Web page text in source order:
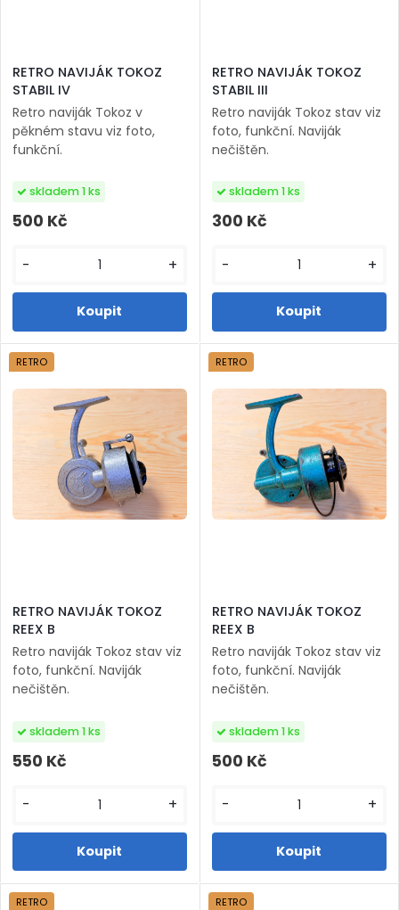
RETRO NAVIJÁK TOKOZ
STABIL IV
Retro naviják Tokoz v
pěkném stavu viz foto,
funkční.
500 Kč
skladem 1 ks
- +
RETRO NAVIJÁK TOKOZ
STABIL III
Retro naviják Tokoz stav viz
foto, funkční. Naviják
nečištěn.
300 Kč
skladem 1 ks
- +
RETRO NAVIJÁK TOKOZ
REEX B
Retro naviják Tokoz stav viz
foto, funkční. Naviják
nečištěn.
550 Kč
skladem 1 ks
- +
RETRO
RETRO NAVIJÁK TOKOZ
REEX B
Retro naviják Tokoz stav viz
foto, funkční. Naviják
nečištěn.
500 Kč
skladem 1 ks
- +
RETRO
RETRO RETRO